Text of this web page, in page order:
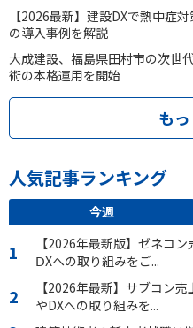
【2026最新】建設DXで熱中症
の導入事例を解説
大成建設、福島県田村市の次世
術の本格運用を開始
も
人気記事ランキング
今週
【2026年最新版】ゼネコ
ⅮXへの取り組みをご...
【2026年最新】サブコン
やDXへの取り組みを...